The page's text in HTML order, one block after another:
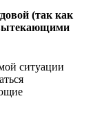
(так как
ситуации